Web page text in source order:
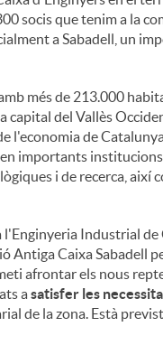
socis que tenim a la
a Sabadell, un
més de 213.000
capital del Vallès
l'economia de
importants
i de recerca, així
Industrial
Antiga Caixa Sabadell
afrontar els nous
asatisfer les
de la zona. Està